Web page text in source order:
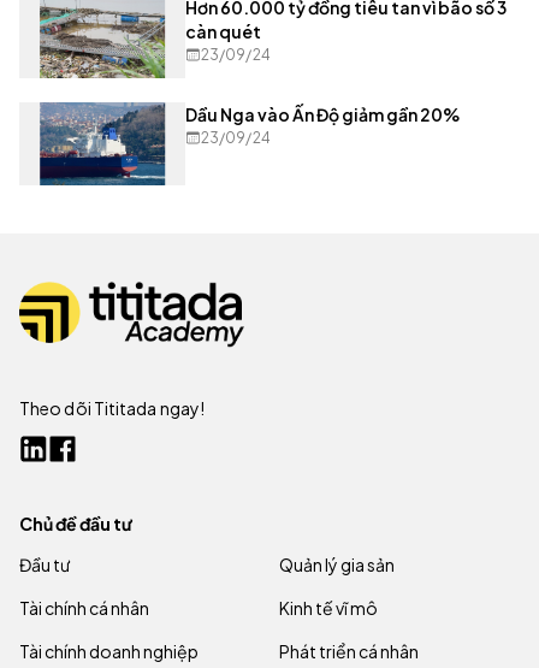
Hơn 60.000 tỷ đồng tiêu tan vì bão số 3
càn quét
23/09/24
Dầu Nga vào Ấn Độ giảm gần 20%
23/09/24
Theo dõi Tititada ngay!
Chủ đề đầu tư
Đầu tư
Quản lý gia sản
Tài chính cá nhân
Kinh tế vĩ mô
Tài chính doanh nghiệp
Phát triển cá nhân